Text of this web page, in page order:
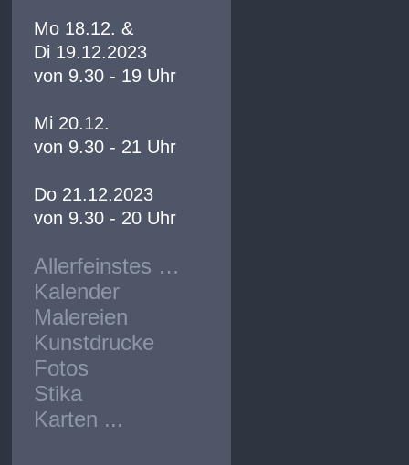
Mo 18.12. &
Di 19.12.2023
von 9.30 - 19 Uhr
Mi 20.12.
von 9.30 - 21 Uhr
Do 21.12.2023
von 9.30 - 20 Uhr
Allerfeinstes …
Kalender
Malereien
Kunstdrucke
Fotos
Stika
Karten ...